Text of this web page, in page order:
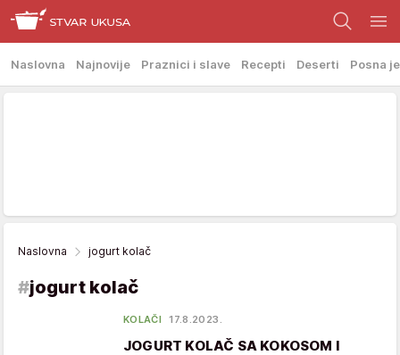
Naslovna Najnovije Praznici i slave Recepti Deserti Posna
Naslovna jogurt kolač
#jogurt kolač
KOLAČI 17.8.2023.
JOGURT KOLAČ SA KOKOSOM I